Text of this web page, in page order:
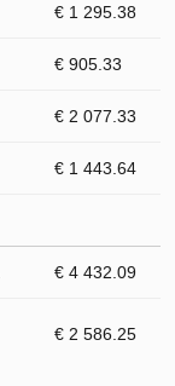
€ 1 295.38
€ 905.33
€ 2 077.33
€ 1 443.64
€ 4 432.09
€ 2 586.25